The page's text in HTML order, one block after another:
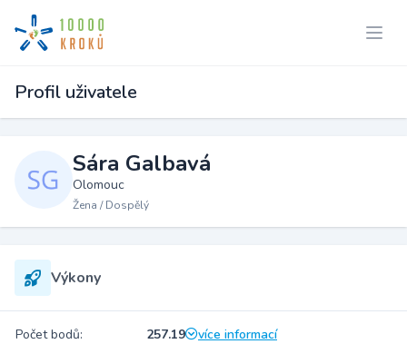
Profil uživatele
Sára Galbavá
Olomouc
Žena / Dospělý
Výkony
Počet bodů: 257.19
více informací